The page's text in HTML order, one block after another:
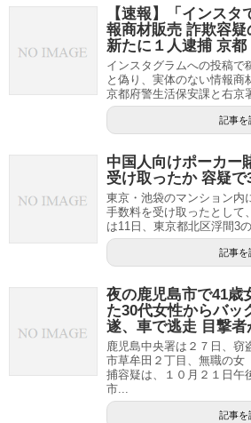
【速報】「インス
報商材販売 詐欺容疑
新たに１人逮捕 京都
インスタグラムへの投稿で
と偽り、実体のない情報商
京都府警生活保安課と右京
記事を
中国人向けポーカー
受け取ったか 容疑で
東京・池袋のマンション内
手数料を受け取ったとして
は11日、東京都北区浮間3
記事を
夜の鹿児島市で41歳
た30代女性からバッ
遂、車で逃走 目撃者
鹿児島中央署は２７日、窃
市草牟田２丁目、無職の女
捕容疑は、１０月２１日午
市...
記事を